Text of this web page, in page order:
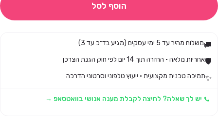
הוסף לסל
🚚משלוח מהיר עד 5 ימי עסקים (מגיע בד״כ עד 3)
🛡️אחריות מלאה · החזרה תוך 14 יום לפי חוק הגנת הצרכן
✨תמיכה טכנית מקצועית · ייעוץ טלפוני וסרטוני הדרכה
יש לך שאלה? לחיצה לקבלת מענה אנושי בוואטסאפ →